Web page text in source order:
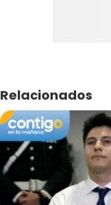
Relacionados